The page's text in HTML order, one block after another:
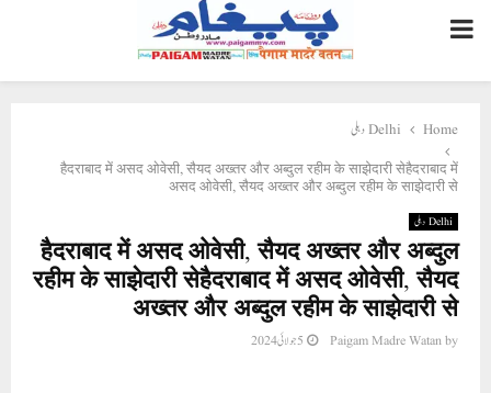
PRIMARY
MENU
Home
Delhi دہلی
हैदराबाद में असद ओवेसी, सैयद अख्तर और अब्दुल रहीम के साझेदारी सेहैदराबाद में
असद ओवेसी, सैयद अख्तर और अब्दुल रहीम के साझेदारी से
Delhi دہلی
हैदराबाद में असद ओवेसी, सैयद अख्तर और अब्दुल
रहीम के साझेदारी सेहैदराबाद में असद ओवेसी, सैयद
अख्तर और अब्दुल रहीम के साझेदारी से
by
Paigam Madre Watan 5 جولائی 2024